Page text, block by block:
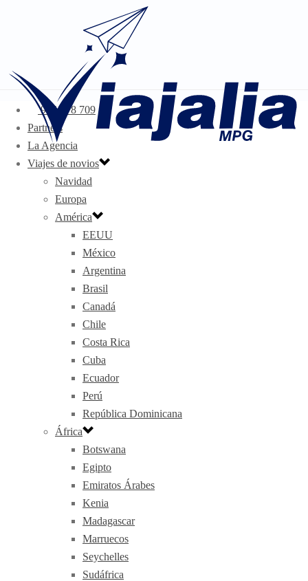
955 678 709
Partners
La Agencia
Viajes de novios
Navidad
Europa
América
EEUU
México
Argentina
Brasil
Canadá
Chile
Costa Rica
Cuba
Ecuador
Perú
República Dominicana
África
Botswana
Egipto
Emiratos Árabes
Kenia
Madagascar
Marruecos
Seychelles
Sudáfrica